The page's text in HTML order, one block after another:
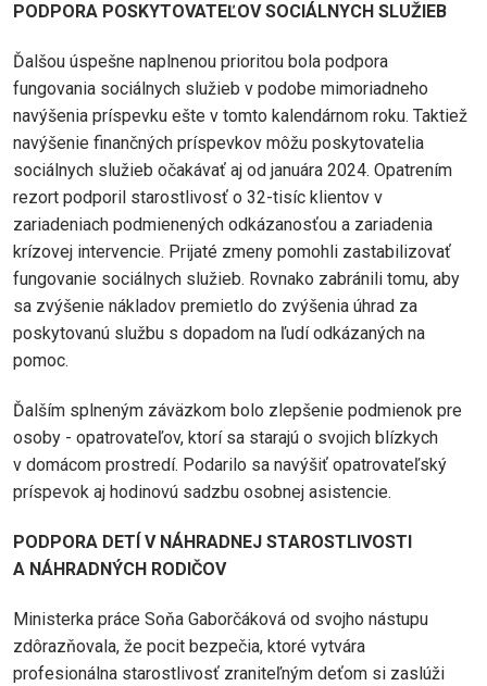
PODPORA POSKYTOVATEĽOV SOCIÁLNYCH SLUŽIEB
Ďalšou úspešne naplnenou prioritou bola podpora
fungovania sociálnych služieb v podobe mimoriadneho
navýšenia príspevku ešte v tomto kalendárnom roku. Taktiež
navýšenie finančných príspevkov môžu poskytovatelia
sociálnych služieb očakávať aj od januára 2024. Opatrením
rezort podporil starostlivosť o 32-tisíc klientov v
zariadeniach podmienených odkázanosťou a zariadenia
krízovej intervencie. Prijaté zmeny pomohli zastabilizovať
fungovanie sociálnych služieb. Rovnako zabránili tomu, aby
sa zvýšenie nákladov premietlo do zvýšenia úhrad za
poskytovanú službu s dopadom na ľudí odkázaných na
pomoc.
Ďalším splneným záväzkom bolo zlepšenie podmienok pre
osoby - opatrovateľov, ktorí sa starajú o svojich blízkych
v domácom prostredí. Podarilo sa navýšiť opatrovateľský
príspevok aj hodinovú sadzbu osobnej asistencie.
PODPORA DETÍ V NÁHRADNEJ STAROSTLIVOSTI
A NÁHRADNÝCH RODIČOV
Ministerka práce Soňa Gaborčáková od svojho nástupu
zdôrazňovala, že pocit bezpečia, ktoré vytvára
profesionálna starostlivosť zraniteľným deťom si zaslúži